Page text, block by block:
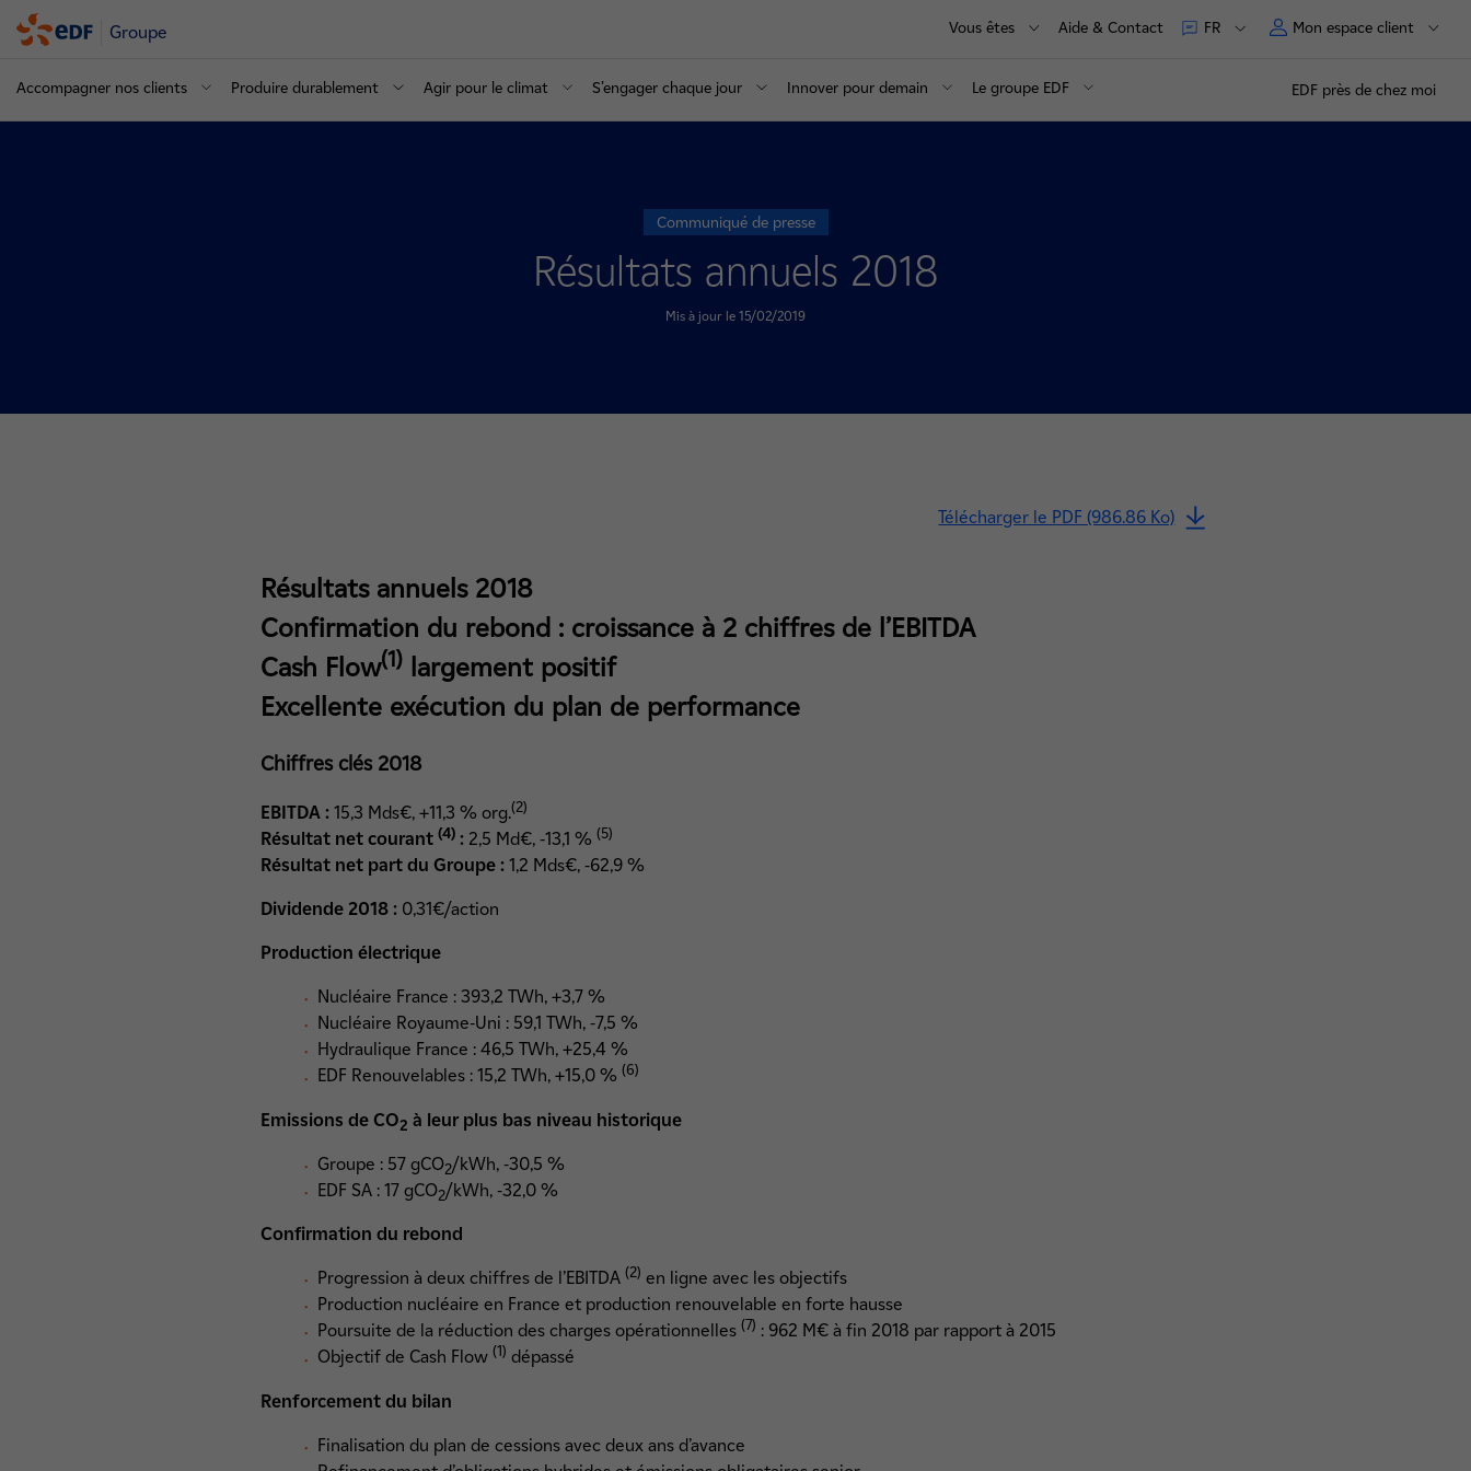
Groupe Vous êtes Aide & Contact FR Mon espace client
Accompagner nos clients Produire durablement Agir pour le climat S’engager chaque jour Innover pour demain Le groupe EDF EDF près de chez moi
Communiqué de presse
Résultats annuels 2018
Mis à jour le 15/02/2019
Télécharger le PDF (986.86 Ko)
Résultats annuels 2018
Confirmation du rebond : croissance à 2 chiffres de l’EBITDA
Cash Flow(1)largement positif
Excellente exécution du plan de performance
Chiffres clés 2018
EBITDA :15,3 Mds€, +11,3 % org.(2)
Résultat net courant (4) :2,5 Md€, -13,1 % (5)
Résultat net part du Groupe :1,2 Mds€, -62,9 %
Dividende 2018 :0,31€/action
Production électrique
Nucléaire France : 393,2 TWh, +3,7 %
Nucléaire Royaume-Uni : 59,1 TWh, -7,5 %
Hydraulique France : 46,5 TWh, +25,4 %
EDF Renouvelables : 15,2 TWh, +15,0 % (6)
Emissions de CO2 à leur plus bas niveau historique
Groupe : 57 gCO2/kWh, -30,5 %
EDF SA : 17 gCO2/kWh, -32,0 %
Confirmation du rebond
Progression à deux chiffres de l’EBITDA (2) en ligne avec les objectifs
Production nucléaire en France et production renouvelable en forte hausse
Poursuite de la réduction des charges opérationnelles (7) : 962 M€ à fin 2018 par rapport à 2015
Objectif de Cash Flow (1) dépassé
Renforcement du bilan
Finalisation du plan de cessions avec deux ans d’avance